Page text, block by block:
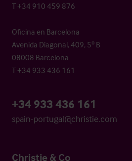
T +34 910 459 876
Oficina en Barcelona
Avenida Diagonal, 409, 5º B
08008 Barcelona
T +34 933 436 161
+34 933 436 161
spain-portugal@christie.com
Christie & Co